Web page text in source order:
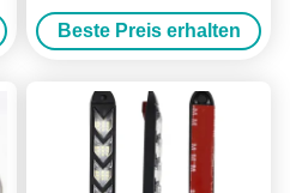
Scheinwerfer-LED
Tageslaufen des
Röhrenstreifen-DRL
Beste Preis erhalten